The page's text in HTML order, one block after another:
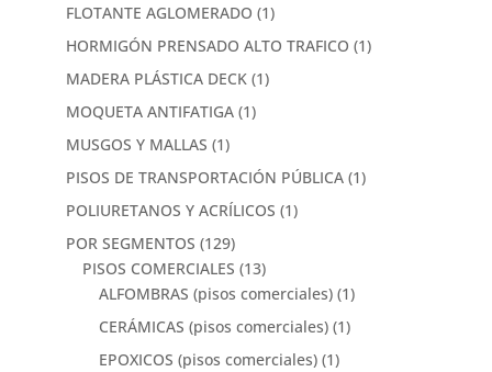
FLOTANTE AGLOMERADO (1)
HORMIGÓN PRENSADO ALTO TRAFICO (1)
MADERA PLÁSTICA DECK (1)
MOQUETA ANTIFATIGA (1)
MUSGOS Y MALLAS (1)
PISOS DE TRANSPORTACIÓN PÚBLICA (1)
POLIURETANOS Y ACRÍLICOS (1)
POR SEGMENTOS (129)
PISOS COMERCIALES (13)
ALFOMBRAS (pisos comerciales) (1)
CERÁMICAS (pisos comerciales) (1)
EPOXICOS (pisos comerciales) (1)